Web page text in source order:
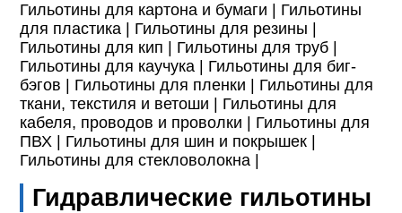
Гильотины для картона и бумаги | Гильотины
для пластика | Гильотины для резины |
Гильотины для кип | Гильотины для труб |
Гильотины для каучука | Гильотины для биг-
бэгов | Гильотины для пленки | Гильотины для
ткани, текстиля и ветоши | Гильотины для
кабеля, проводов и проволки | Гильотины для
ПВХ | Гильотины для шин и покрышек |
Гильотины для стекловолокна |
Гидравлические гильотины